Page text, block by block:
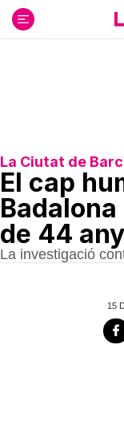
contenido
La Ciutat de
El cap
de 44
La investigació
15